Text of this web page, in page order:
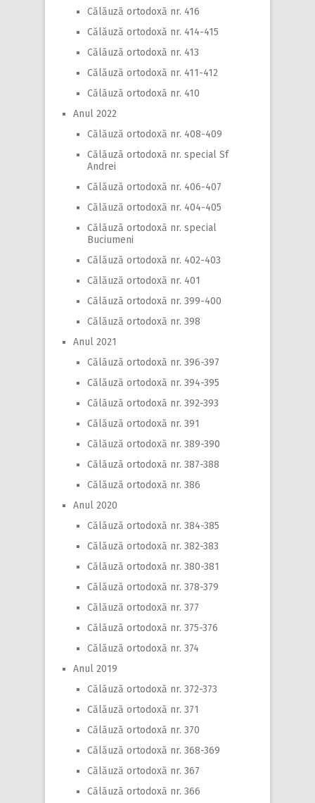
Călăuză ortodoxă nr. 416
Călăuză ortodoxă nr. 414-415
Călăuză ortodoxă nr. 413
Călăuză ortodoxă nr. 411-412
Călăuză ortodoxă nr. 410
Anul 2022
Călăuză ortodoxă nr. 408-409
Călăuză ortodoxă nr. special Sf
Andrei
Călăuză ortodoxă nr. 406-407
Călăuză ortodoxă nr. 404-405
Călăuză ortodoxă nr. special
Buciumeni
Călăuză ortodoxă nr. 402-403
Călăuză ortodoxă nr. 401
Călăuză ortodoxă nr. 399-400
Călăuză ortodoxă nr. 398
Anul 2021
Călăuză ortodoxă nr. 396-397
Călăuză ortodoxă nr. 394-395
Călăuză ortodoxă nr. 392-393
Călăuză ortodoxă nr. 391
Călăuză ortodoxă nr. 389-390
Călăuză ortodoxă nr. 387-388
Călăuză ortodoxă nr. 386
Anul 2020
Călăuză ortodoxă nr. 384-385
Călăuză ortodoxă nr. 382-383
Călăuză ortodoxă nr. 380-381
Călăuză ortodoxă nr. 378-379
Călăuză ortodoxă nr. 377
Călăuză ortodoxă nr. 375-376
Călăuză ortodoxă nr. 374
Anul 2019
Călăuză ortodoxă nr. 372-373
Călăuză ortodoxă nr. 371
Călăuză ortodoxă nr. 370
Călăuză ortodoxă nr. 368-369
Călăuză ortodoxă nr. 367
Călăuză ortodoxă nr. 366